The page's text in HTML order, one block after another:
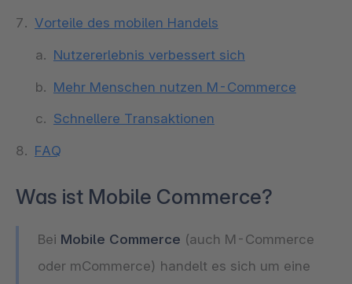
Vorteile des mobilen Handels
Nutzererlebnis verbessert sich
Mehr Menschen nutzen M-Commerce
Schnellere Transaktionen
FAQ
Was ist Mobile Commerce?
Bei Mobile Commerce (auch M-Commerce
oder mCommerce) handelt es sich um eine